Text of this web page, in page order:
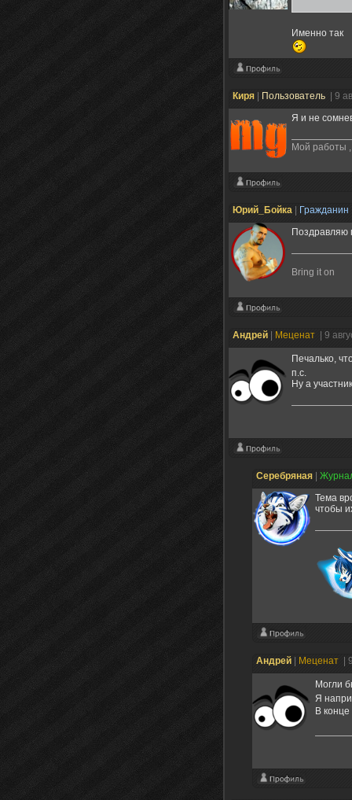
Именно так
Киря Пользователь
| 9
Я и не
Мой работы
Юрий_Бойка Гражданин
Поздравляю
Bring it on
Андрей Меценат | 9
Печалько,
п.с.
Ну а
Серебряная
Тема
чтобы
Андрей Меценат |
Могли
Я
В